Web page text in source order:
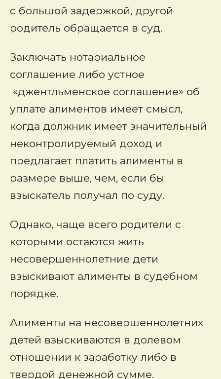
с большой задержкой, другой
родитель обращается в суд.
Заключать нотариальное
соглашение либо устное
«джентльменское соглашение» об
уплате алиментов имеет смысл,
когда должник имеет значительный
неконтролируемый доход и
предлагает платить алименты в
размере выше, чем, если бы
взыскатель получал по суду.
Однако, чаще всего родители с
которыми остаются жить
несовершеннолетние дети
взыскивают алименты в судебном
порядке.
Алименты на несовершеннолетних
детей взыскиваются в долевом
отношении к заработку либо в
твердой денежной сумме.